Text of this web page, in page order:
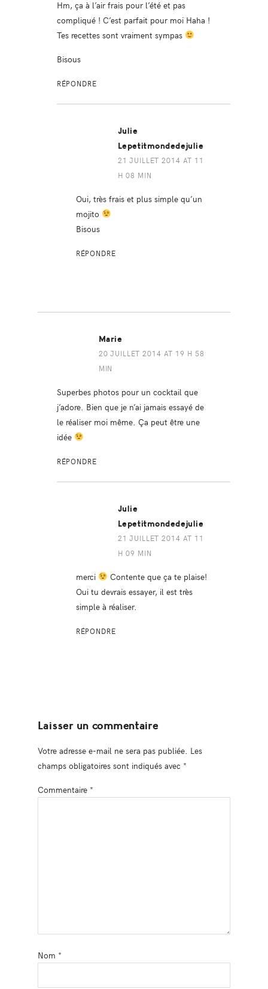
Hm, ça à l’air frais pour l’été et pas
compliqué ! C’est parfait pour moi Haha !
Tes recettes sont vraiment sympas
Bisous
RÉPONDRE
Julie
Lepetitmondedejulie
21 JUILLET 2014 AT 11
H 08 MIN
Oui, très frais et plus simple qu’un
mojito
Bisous
RÉPONDRE
Marie
20 JUILLET 2014 AT 19 H 58
MIN
Superbes photos pour un cocktail que
j’adore. Bien que je n’ai jamais essayé de
le réaliser moi même. Ça peut être une
idée
RÉPONDRE
Julie
Lepetitmondedejulie
21 JUILLET 2014 AT 11
H 09 MIN
merci
Contente que ça te plaise!
Oui tu devrais essayer, il est très
simple à réaliser.
RÉPONDRE
Laisser un commentaire
Votre adresse e-mail ne sera pas publiée. Les
champs obligatoires sont indiqués avec *
Commentaire *
Nom *